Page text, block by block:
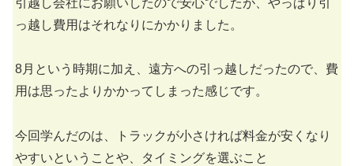
っ越し費用はそれなりにかかりました。
8月という時期に加え、遠方への引っ越しだったので、費
用は思ったよりかかってしまった感じです。
今回学んだのは、トラックが小さければ料金が安くなり
やすいということや、タイミングを選ぶこと